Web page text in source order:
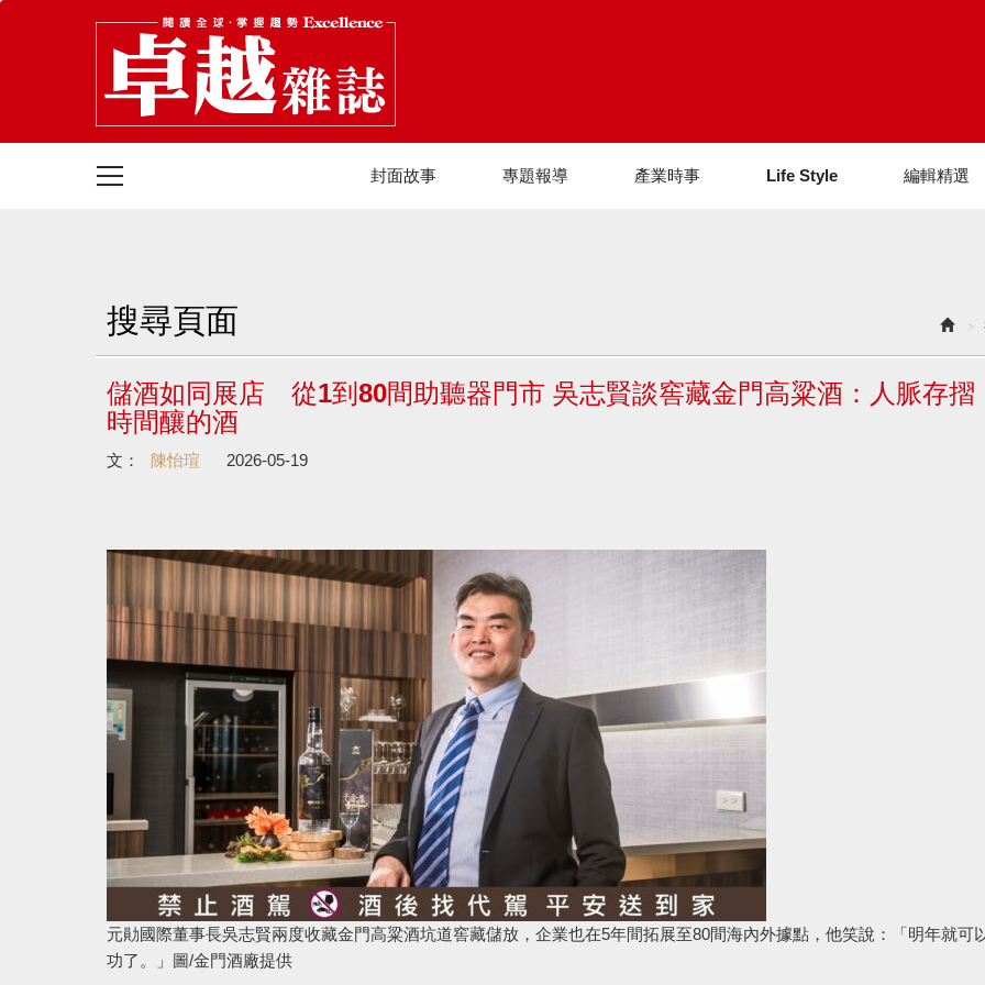
封面故事 專題報導 產業時事 Life Style 編輯精選
搜尋頁面
儲酒如同展店 從1到80間助聽器門市 吳志賢談窖藏金門高粱酒：人脈存摺
時間釀的酒
文： 陳怡瑄 2026-05-19
元勛國際董事長吳志賢兩度收藏金門高粱酒坑道窖藏儲放，企業也在5年間拓展至80間海內外據點，他笑說：「明年就可
功了。」圖/金門酒廠提供